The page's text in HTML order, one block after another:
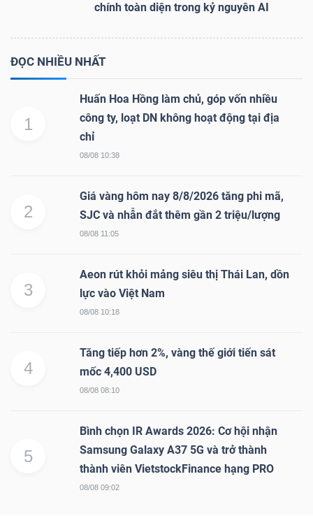
chính toàn diện trong kỷ nguyên AI
ĐỌC NHIỀU NHẤT
1
Huấn Hoa Hồng làm chủ, góp vốn nhiều
công ty, loạt DN không hoạt động tại địa
chỉ
08/08 10:38
2
Giá vàng hôm nay 8/8/2026 tăng phi mã,
SJC và nhẫn đắt thêm gần 2 triệu/lượng
08/08 11:05
3
Aeon rút khỏi mảng siêu thị Thái Lan, dồn
lực vào Việt Nam
08/08 10:18
4
Tăng tiếp hơn 2%, vàng thế giới tiến sát
mốc 4,400 USD
08/08 08:10
5
Bình chọn IR Awards 2026: Cơ hội nhận
Samsung Galaxy A37 5G và trở thành
thành viên VietstockFinance hạng PRO
08/08 09:02